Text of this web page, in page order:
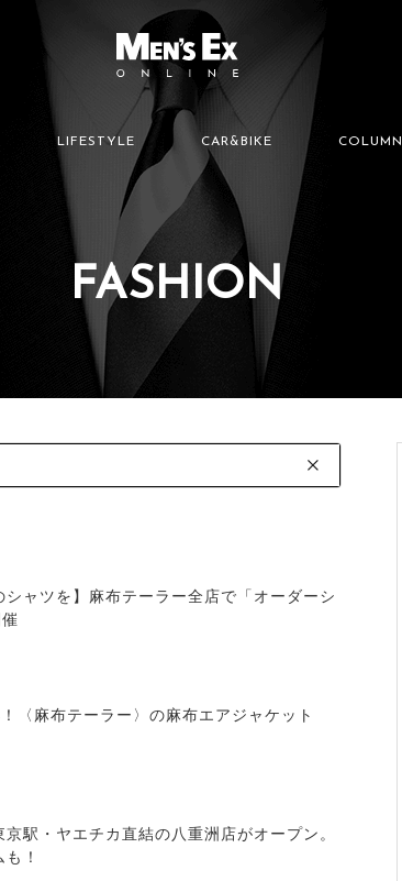
LIFESTYLE CAR&BIKE COLUMN
FASHION
シャツを】麻布テーラー全店で「オーダーシ
〈麻布テーラー〉の麻布エアジャケット
京駅・ヤエチカ直結の八重洲店がオープン。
！